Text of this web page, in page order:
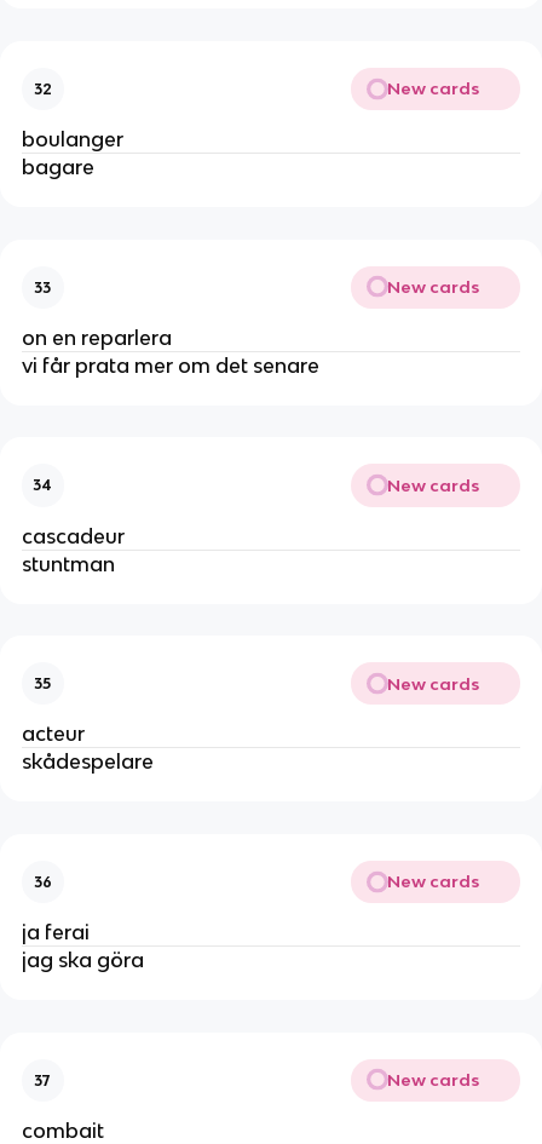
32 New cards
boulanger
bagare
33 New cards
on en reparlera
vi får prata mer om det senare
34 New cards
cascadeur
stuntman
35 New cards
acteur
skådespelare
36 New cards
ja ferai
jag ska göra
37 New cards
combait